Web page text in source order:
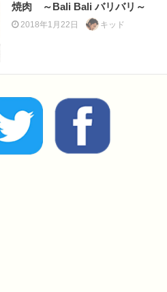
焼肉 ～Bali Bali バリバリ～
2018年1月22日 キッド